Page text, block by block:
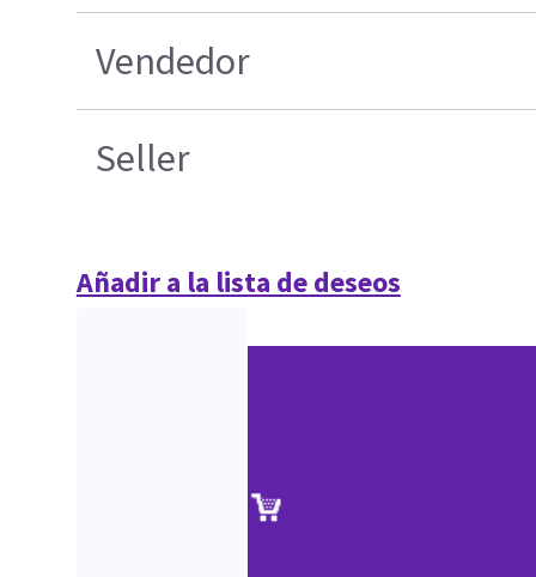
Vendedor
Seller
Añadir a la lista de deseos